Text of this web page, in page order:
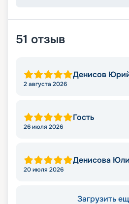
51 отзыв
Денисов
2 августа 2026
Гость
26 июля 2026
Денисова
20 июля 2026
Загрузить